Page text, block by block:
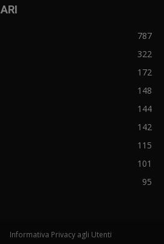
787
322
172
148
144
142
115
101
95
Informativa Privacy agli Utenti